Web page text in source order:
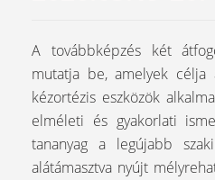
A továbbképzés két
mutatja be, amelyek
kézortézis eszközök
elméleti és gyakorlati
tananyag a legújabb
alátámasztva nyújt